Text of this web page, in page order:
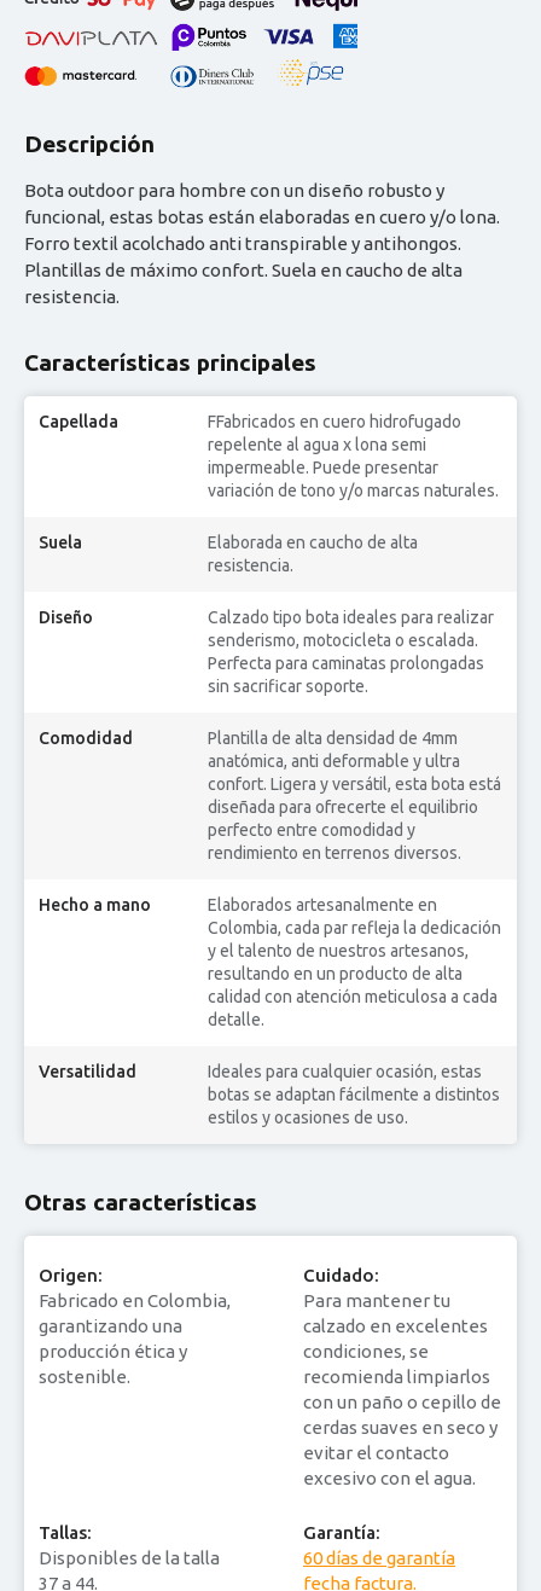
Descripción
Bota outdoor para hombre con un diseño robusto y
funcional, estas botas están elaboradas en cuero y/o lona.
Forro textil acolchado anti transpirable y antihongos.
Plantillas de máximo confort. Suela en caucho de alta
resistencia.
Características principales
Capellada
FFabricados en cuero hidrofugado
repelente al agua x lona semi
impermeable. Puede presentar
variación de tono y/o marcas naturales.
Suela
Elaborada en caucho de alta
resistencia.
Diseño
Calzado tipo bota ideales para realizar
senderismo, motocicleta o escalada.
Perfecta para caminatas prolongadas
sin sacrificar soporte.
Comodidad
Plantilla de alta densidad de 4mm
anatómica, anti deformable y ultra
confort. Ligera y versátil, esta bota está
diseñada para ofrecerte el equilibrio
perfecto entre comodidad y
rendimiento en terrenos diversos.
Hecho a mano
Elaborados artesanalmente en
Colombia, cada par refleja la dedicación
y el talento de nuestros artesanos,
resultando en un producto de alta
calidad con atención meticulosa a cada
detalle.
Versatilidad
Ideales para cualquier ocasión, estas
botas se adaptan fácilmente a distintos
estilos y ocasiones de uso.
Otras características
Origen:
Fabricado en Colombia,
garantizando una
producción ética y
sostenible.
Cuidado:
Para mantener tu
calzado en excelentes
condiciones, se
recomienda limpiarlos
con un paño o cepillo de
cerdas suaves en seco y
evitar el contacto
excesivo con el agua.
Tallas:
Disponibles de la talla
37 a 44.
Garantía:
60 días de garantía
fecha factura.